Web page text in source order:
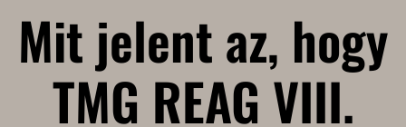
Mit jelent az, hogy
TMG REAG VIII.